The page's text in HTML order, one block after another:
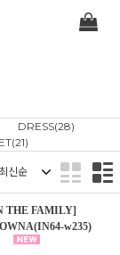
DRESS(28)
THE FAMILY]
w235)